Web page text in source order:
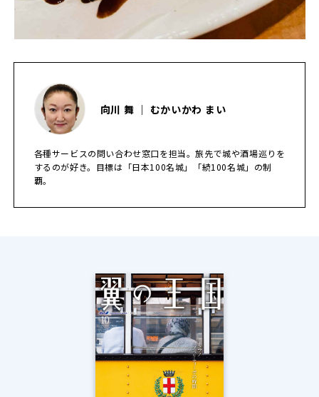
向川 舞 ｜ むかいかわ まい
各種サービスの問い合わせ窓口を担当。旅先で城や酒場巡りを
するのが好き。目標は「日本100名城」「続100名城」の制
覇。